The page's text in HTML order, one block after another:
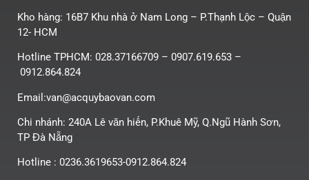
Kho hàng: 16B7 Khu nhà ở Nam Long – P.Thạnh Lộc – Quận
12- HCM
Hotline TPHCM: 028.37166709 – 0907.619.653 –
0912.864.824
Email:van@acquybaovan.com
Chi nhánh: 240A Lê văn hiến, P.Khuê Mỹ, Q.Ngũ Hành Sơn,
TP Đà Nẵng
Hotline : 0236.3619653-0912.864.824